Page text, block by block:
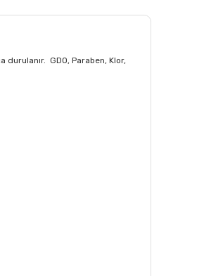
durulanır. GDO, Paraben, Klor,